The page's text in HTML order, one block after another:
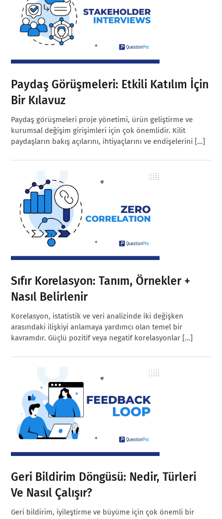
Paydaş Görüşmeleri: Etkili Katılım İçin
Bir Kılavuz
Paydaş görüşmeleri proje yönetimi, ürün geliştirme ve
kurumsal değişim girişimleri için çok önemlidir. Kilit
paydaşların bakış açılarını, ihtiyaçlarını ve endişelerini […]
Sıfır Korelasyon: Tanım, Örnekler +
Nasıl Belirlenir
Korelasyon, istatistik ve veri analizinde iki değişken
arasındaki ilişkiyi anlamaya yardımcı olan temel bir
kavramdır. Güçlü pozitif veya negatif korelasyonlar […]
Geri Bildirim Döngüsü: Nedir, Türleri
Ve Nasıl Çalışır?
Geri bildirim, iyileştirme ve büyüme için çok önemli bir